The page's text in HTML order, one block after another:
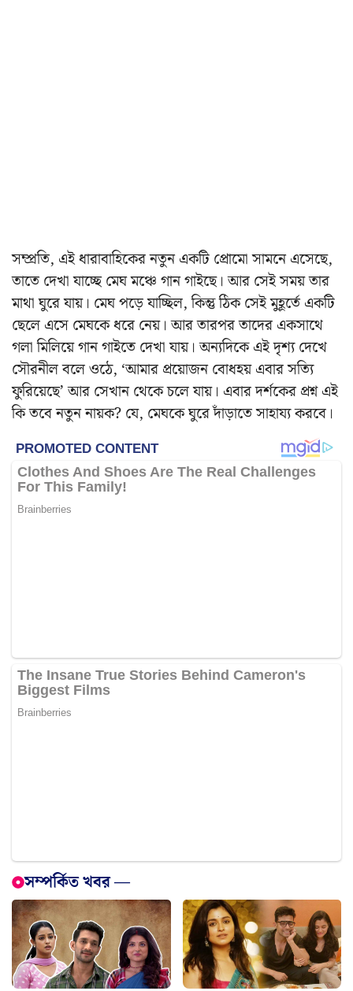
সম্প্রতি, এই ধারাবাহিকের নতুন একটি প্রোমো সামনে এসেছে,
তাতে দেখা যাচ্ছে মেঘ মঞ্চে গান গাইছে। আর সেই সময় তার
মাথা ঘুরে যায়। মেঘ পড়ে যাচ্ছিল, কিন্তু ঠিক সেই মুহূর্তে একটি
ছেলে এসে মেঘকে ধরে নেয়। আর তারপর তাদের একসাথে
গলা মিলিয়ে গান গাইতে দেখা যায়। অন্যদিকে এই দৃশ্য দেখে
সৌরনীল বলে ওঠে, ‘আমার প্রয়োজন বোধহয় এবার সত্যি
ফুরিয়েছে’ আর সেখান থেকে চলে যায়। এবার দর্শকের প্রশ্ন এই
কি তবে নতুন নায়ক? যে, মেঘকে ঘুরে দাঁড়াতে সাহায্য করবে।
সম্পর্কিত খবর —